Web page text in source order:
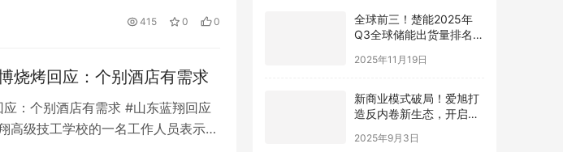
致低钾性猝死。医生：秋季腹泻重
415 0 0
烧烤回应：个别酒店有需求
：个别酒店有需求 #山东蓝翔回应
级技工学校的一名工作人员表示，
全球前三！楚能2025年
Q3全球储能出货量排名再
2025年11月19日
新商业模式破局！爱旭打
造反内卷新生态，开启光
2025年9月3日